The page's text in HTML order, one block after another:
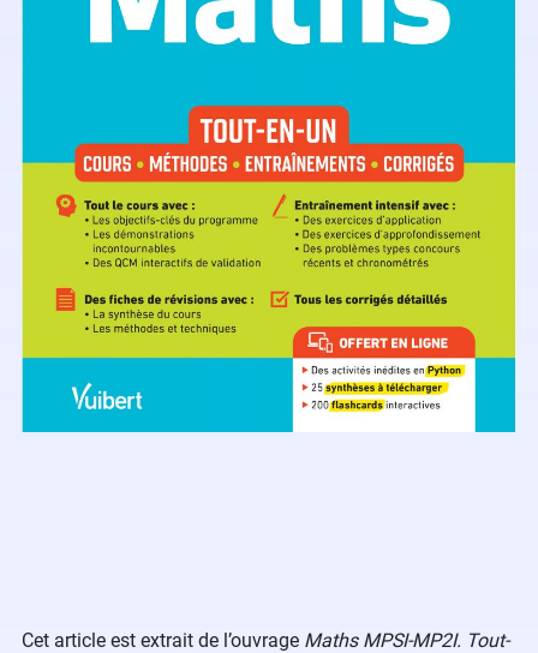
Cet article est extrait de l’ouvrage Maths MPSI-MP2I. Tout-